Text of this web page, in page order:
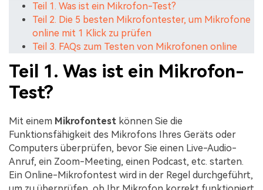
Teil 1. Was ist ein Mikrofon-Test?
Teil 2. Die 5 besten Mikrofontester, um Mikrofone
online mit 1 Klick zu prüfen
Teil 3. FAQs zum Testen von Mikrofonen online
Teil 1. Was ist ein Mikrofon-
Test?
Mit einem Mikrofontest können Sie die
Funktionsfähigkeit des Mikrofons Ihres Geräts oder
Computers überprüfen, bevor Sie einen Live-Audio-
Anruf, ein Zoom-Meeting, einen Podcast, etc. starten.
Ein Online-Mikrofontest wird in der Regel durchgeführt,